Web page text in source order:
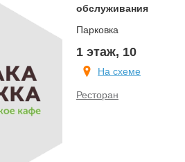
обслуживания
Парковка
1 этаж, 10
На схеме
Ресторан